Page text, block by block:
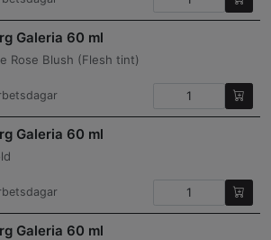
Galeria 60 ml
Rose Blush (Flesh tint)
Galeria 60 ml
Galeria 60 ml